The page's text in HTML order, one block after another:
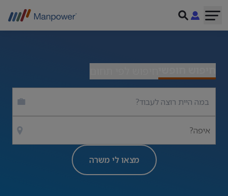
איפה?
מצאו לי משרה